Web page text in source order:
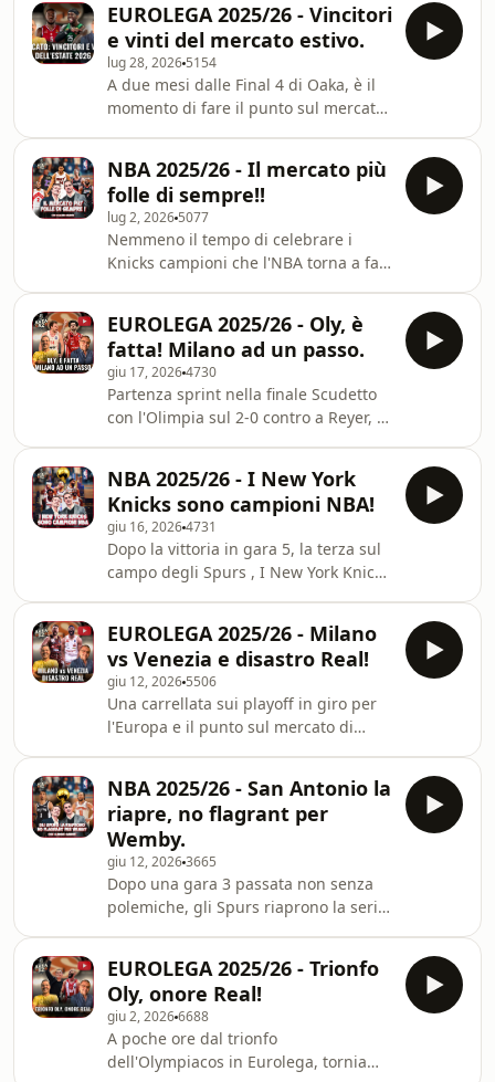
giocatori del quintetto con quelle
caratteristiche? Oppure dovranno
scambiare sul mercato? Analisi,
approfondimenti e riflessioni
sull'operazione di mercato più
importante dell'estate NBA con
Alessandro Mamoli e Matteo Soragna.
Learn more about your ad choices
EUROLEGA 2025/26 - Vincitori
e vinti del mercato estivo.
lug 28, 2026 5154
A due mesi dalle Final 4 di Oaka, è il
momento di fare il punto sul mercato
Europeo! Learn more about your ad
choices. Visit
megaphone.fm/adchoices
NBA 2025/26 - Il mercato più
folle di sempre!!
lug 2, 2026 5077
Nemmeno il tempo di celebrare i
Knicks campioni che l'NBA torna a far
all'apparenza avrebbe dovuto essere
una free agency povera si è invece
trasformata in un basket-mercato
spettacolare con diversi All Star che
cambiano squadra. Giannis a Miami,
Lamelo a Minnesota, Jaylen Brown
scaricato dai Celtics e spedito a
Philadelphia, Ja M
EUROLEGA 2025/26 - Oly, è
fatta! Milano ad un passo.
giu 17, 20264730
Partenza sprint nella finale Scudetto
con l'Olimpia sul 2-0 contro a Reyer, il
assegnerà la Liga, il mercato bollente
con le ultimissime da tutta Europa!!!
Learn more about your ad choices.
Visit megaphone.fm/adchoices
NBA 2025/26 - I New York
Knicks sono campioni NBA!
giu 16, 20264731
Dopo la vittoria in gara 5, la terza sul
campo degli Spurs , I New York Knicks
volta dopo 53 anni. Con Alessandro
Mamoli e Matteo Soragna torniamo
sull'impresa dei ragazzi di coach Mike
Brown analizzando l'incredibile gara 5
di Brunson, indiscusso MVP della
serie, passando dall'impatto di Towns
e Anunoby e tracciando un bi
EUROLEGA 2025/26 - Milano
vs Venezia e disastro Real!
giu 12, 2026 5506
Una carrellata sui playoff in giro per
l'Europa e il punto sul mercato di
megaphone.fm/adchoices
NBA 2025/26 - San Antonio la
riapre, no flagrant per
Wemby.
giu 12, 20263665
Dopo una gara 3 passata non senza
polemiche, gli Spurs riaprono la serie
Wembanyama graziato dalla NBA che
non ha voluto portare a livello di
Flagrant 1 il contatto con Jalen
Brunson. Ne parliamo con Alessandro
Mamoli e, in collegamento da New
EUROLEGA 2025/26 - Trionfo
Oly, onore Real!
giu 2, 20266688
A poche ore dal trionfo
dell'Olympiacos in Eurolega, torniamo